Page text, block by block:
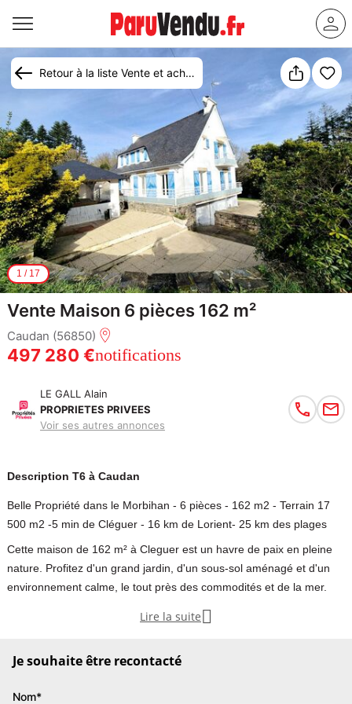
Retour à la liste Vente et achat maison Caudan
1 / 17
Vente Maison 6 pièces 162 m²
Caudan (56850)
497 280 €notifications
LE GALL Alain
PROPRIETES PRIVEES
Voir ses autres annonces
Description T6 à Caudan
Belle Propriété dans le Morbihan - 6 pièces - 162 m2 - Terrain 17
500 m2 -5 min de Cléguer - 16 km de Lorient- 25 km des plages
Cette maison de 162 m² à Cleguer est un havre de paix en pleine
nature. Profitez d'un grand jardin, d'un sous-sol aménagé et d'un
environnement calme, le tout près des commodités et de la mer.
Lire la suite
Je souhaite être recontacté
Nom*